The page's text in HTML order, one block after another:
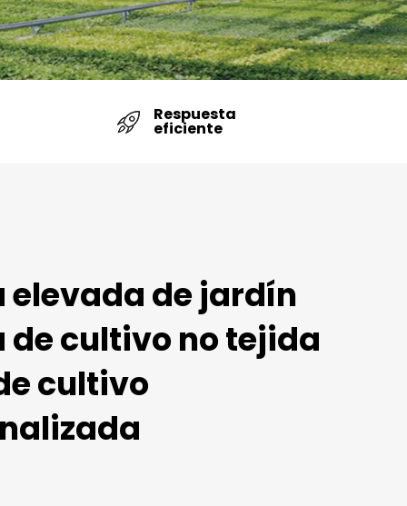
Respuesta
eficiente
elevada de jardín
de cultivo no tejida
cultivo